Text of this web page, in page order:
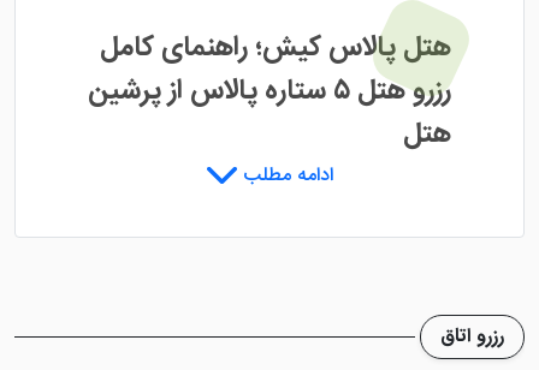
هتل پالاس کیش؛ راهنمای کامل
رزرو هتل ۵ ستاره پالاس از پرشین
هتل
ساحل، مراکز خرید و مسیرهای تفریحی جزیره. این هتل در
محدوده بین میدان سیری و میدان داریوش قرار دارد؛ یعنی
ادامه مطلب
رزرو اتاق